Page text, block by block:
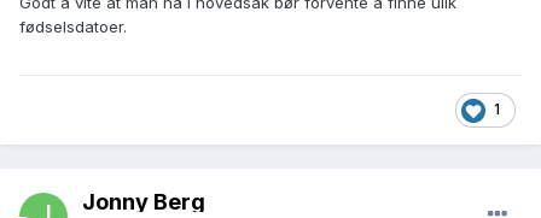
mening om hvilken person som lenkes inn i en annen. Men
det går an å legge inn at personen med flest PFer beholder
er lenket inn, jo sikrere at programmet ikke finner en ny
fødselsdatoer.
1
Jonny Berg